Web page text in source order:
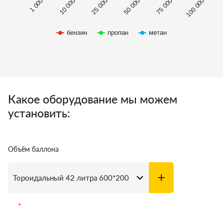
бензин пропан метан
Какое оборудование мы можем
установить:
Объём баллона